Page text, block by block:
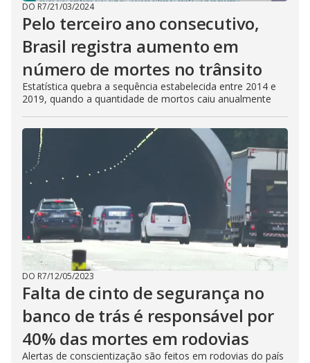
DO R7/21/03/2024
Pelo terceiro ano consecutivo,
Brasil registra aumento em
número de mortes no trânsito
Estatística quebra a sequência estabelecida entre 2014 e
2019, quando a quantidade de mortos caiu anualmente
DO R7/12/05/2023
Falta de cinto de segurança no
banco de trás é responsável por
40% das mortes em rodovias
Alertas de conscientização são feitos em rodovias do país